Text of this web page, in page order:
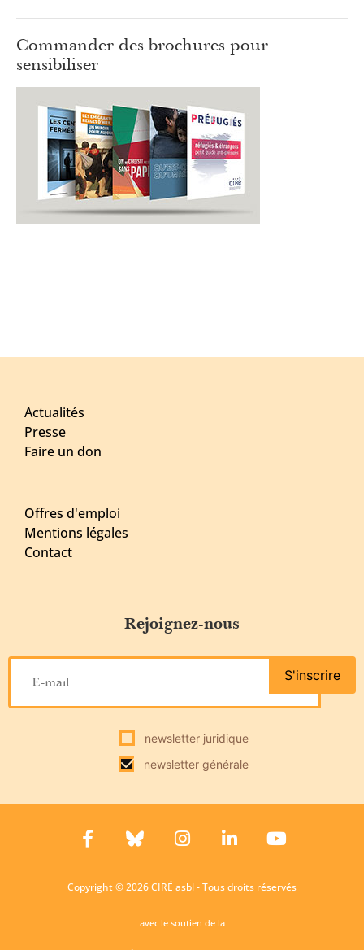
Commander des brochures pour
sensibiliser
Actualités
Presse
Faire un don
Offres d'emploi
Mentions légales
Contact
Rejoignez-nous
newsletter juridique
newsletter générale
S'inscrire
Copyright © 2026 CIRÉ asbl - Tous droits réservés
avec le soutien de la